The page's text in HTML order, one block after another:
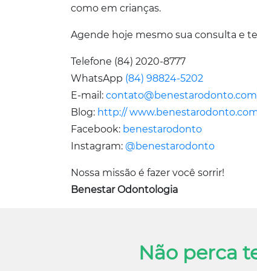
como em crianças.
Agende hoje mesmo sua consulta e
Telefone (84) 2020-8777
WhatsApp (84) 98824-5202
E-mail:
Blog: http://
Facebook: benestarodonto
Instagram: @benestarodonto
Nossa missão é fazer você sorrir!
Benestar Odontologia
Não perca